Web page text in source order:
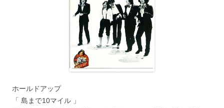
ホールドアップ
「 島まで10マイル 」